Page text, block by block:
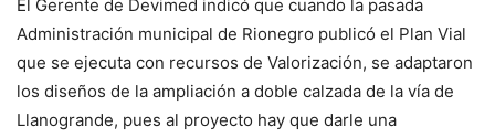
El Gerente de Devimed indicó que cuando la pasada
Administración municipal de Rionegro publicó el Plan Vial
que se ejecuta con recursos de Valorización, se adaptaron
los diseños de la ampliación a doble calzada de la vía de
Llanogrande, pues al proyecto hay que darle una